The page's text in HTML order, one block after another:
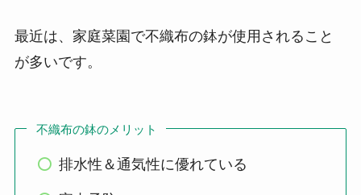
最近は、家庭菜園で不織布の鉢が使用されること
が多いです。
不織布の鉢のメリット
排水性＆通気性に優れている